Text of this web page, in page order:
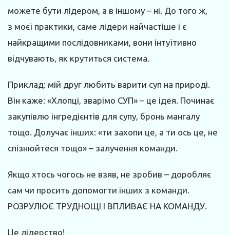
можете бути лідером, а в іншому – ні. До того ж,
з моєї практики, саме лідери найчастіше і є
найкращими послідовниками, вони інтуїтивно
відчувають, як крутиться система.
Приклад: мій друг любить варити суп на природі.
Він каже: «Хлопці, зварімо СУП» – це ідея. Починає
закупівлю інгредієнтів для супу, бронь мангалу
тощо. Долучає інших: «ти захопи це, а ти ось це, не
спізнюйтеся тощо» – залучення команди.
Якщо хтось чогось не взяв, не зробив – доробляє
сам чи просить допомогти інших з команди.
РОЗРУЛЮЄ ТРУДНОЩІ І ВПЛИВАЄ НА КОМАНДУ.
Це лідерство!